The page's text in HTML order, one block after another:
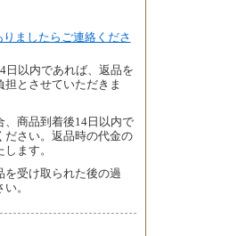
ましたらご連絡くださ
日以内であれば、返品を
とさせていただきま
商品到着後14日以内で
ださい。返品時の代金の
ます。
を受け取られた後の過
。